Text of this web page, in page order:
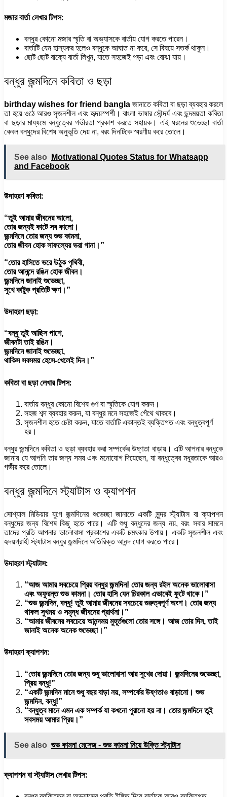
মজার বার্তা লেখার টিপস:
বন্ধুর কোনো মজার স্মৃতি বা অভ্যাসকে বার্তায় যোগ করতে পারেন।
বার্তাটি যেন হাস্যকর হলেও বন্ধুকে আঘাত না করে, সে বিষয়ে সতর্ক থাকুন।
ছোট ছোট বাক্যে বার্তা লিখুন, যাতে সহজেই পড়া এবং বোঝা যায়।
বন্ধুর জন্মদিনে কবিতা ও ছড়া
birthday wishes for friend bangla জানাতে কবিতা বা ছড়া ব্যবহার করলে
তা হয়ে ওঠে আরও সৃজনশীল এবং হৃদয়স্পর্শী। বাংলা ভাষার সৌন্দর্য এবং ছন্দময়তা কবিতা
বা ছড়ার মাধ্যমে বন্ধুত্বের গভীরতা প্রকাশ করতে সহায়ক। এই ধরনের শুভেচ্ছা বার্তা
কেবল বন্ধুদের বিশেষ অনুভূতি দেয় না, বরং দিনটিকে স্মরণীয় করে তোলে।
See also
Motivational Quotes Status for Whatsapp
and Facebook
উদাহরণ কবিতা:
“তুই আমার জীবনের আলো,
তোর জন্যই কাটে সব কালো।
জন্মদিনে তোর জন্য শুভ কামনা,
তোর জীবন হোক সাফল্যের ভরা গানা।”
“তোর হাসিতে ভরে উঠুক পৃথিবী,
তোর আনন্দে রঙিন হোক জীবন।
জন্মদিনে জানাই শুভেচ্ছা,
সুখে কাটুক প্রতিটি ক্ষণ।”
উদাহরণ ছড়া:
“বন্ধু তুই আছিস পাশে,
জীবনটা তাই রঙিন।
জন্মদিনে জানাই শুভেচ্ছা,
থাকিস সবসময় হেসে-খেলেই দিন।”
কবিতা বা ছড়া লেখার টিপস:
বার্তায় বন্ধুর কোনো বিশেষ গুণ বা স্মৃতিকে যোগ করুন।
সহজ শব্দ ব্যবহার করুন, যা বন্ধুর মনে সহজেই গেঁথে থাকবে।
সৃজনশীল হতে চেষ্টা করুন, যাতে বার্তাটি একান্তই ব্যক্তিগত এবং বন্ধুত্বপূর্ণ
হয়।
বন্ধুর জন্মদিনে কবিতা ও ছড়া ব্যবহার করা সম্পর্কের উষ্ণতা বাড়ায়। এটি আপনার বন্ধুকে
জানায় যে আপনি তার জন্য সময় এবং মনোযোগ দিয়েছেন, যা বন্ধুত্বের মধুরতাকে আরও
গভীর করে তোলে।
বন্ধুর জন্মদিনে স্ট্যাটাস ও ক্যাপশন
সোশ্যাল মিডিয়ার যুগে জন্মদিনের শুভেচ্ছা জানাতে একটি সুন্দর স্ট্যাটাস বা ক্যাপশন
বন্ধুদের জন্য বিশেষ কিছু হতে পারে। এটি শুধু বন্ধুদের জন্য নয়, বরং সবার সামনে
তাদের প্রতি আপনার ভালোবাসা প্রকাশের একটি চমৎকার উপায়। একটি সৃজনশীল এবং
হৃদয়গ্রাহী স্ট্যাটাস বন্ধুর জন্মদিনে অতিরিক্ত আনন্দ যোগ করতে পারে।
উদাহরণ স্ট্যাটাস:
“আজ আমার সবচেয়ে প্রিয় বন্ধুর জন্মদিন! তোর জন্য রইল অনেক ভালোবাসা
এবং অফুরন্ত শুভ কামনা। তোর হাসি যেন চিরকাল এভাবেই ফুটে থাকে।”
“শুভ জন্মদিন, বন্ধু! তুই আমার জীবনের সবচেয়ে গুরুত্বপূর্ণ অংশ। তোর জন্য
থাকল সুখময় ও সমৃদ্ধ জীবনের প্রার্থনা।”
“আমার জীবনের সবচেয়ে আনন্দময় মুহূর্তগুলো তোর সঙ্গে। আজ তোর দিন, তাই
জানাই অনেক অনেক শুভেচ্ছা।”
উদাহরণ ক্যাপশন:
“তোর জন্মদিনে তোর জন্য শুধু ভালোবাসা আর সুখের দোয়া। জন্মদিনের শুভেচ্ছা,
প্রিয় বন্ধু!”
“একটি জন্মদিন মানে শুধু বছর বাড়া নয়, সম্পর্কের উষ্ণতাও বাড়ানো। শুভ
জন্মদিন, বন্ধু!”
“বন্ধুত্ব মানে এমন এক সম্পর্ক যা কখনো পুরানো হয় না। তোর জন্মদিনে তুই
সবসময় আমার প্রিয়।”
See also শুভ কামনা মেসেজ - শুভ কামনা নিয়ে উক্তি স্ট্যাটাস
ক্যাপশন বা স্ট্যাটাস লেখার টিপস: